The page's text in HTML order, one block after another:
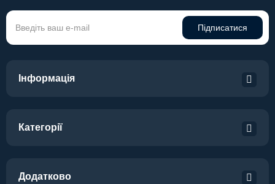
Підписатися
Інформація
Категорії
Додатково